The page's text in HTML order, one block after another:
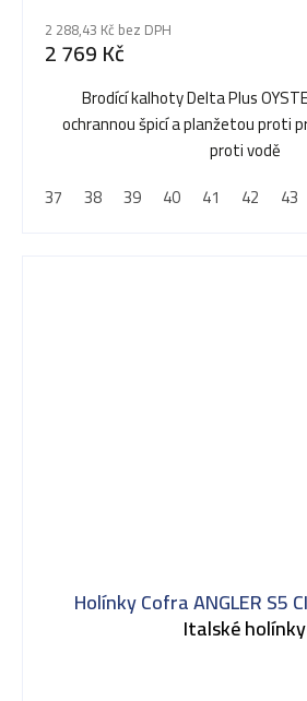
2 288,43 Kč bez DPH
2 769 Kč
Brodící kalhoty Delta Plus
ochrannou špicí a planžetou proti
proti vodě
37
38 39 40 41 42 43
Holínky Cofra ANGLER S5
Italské holínky